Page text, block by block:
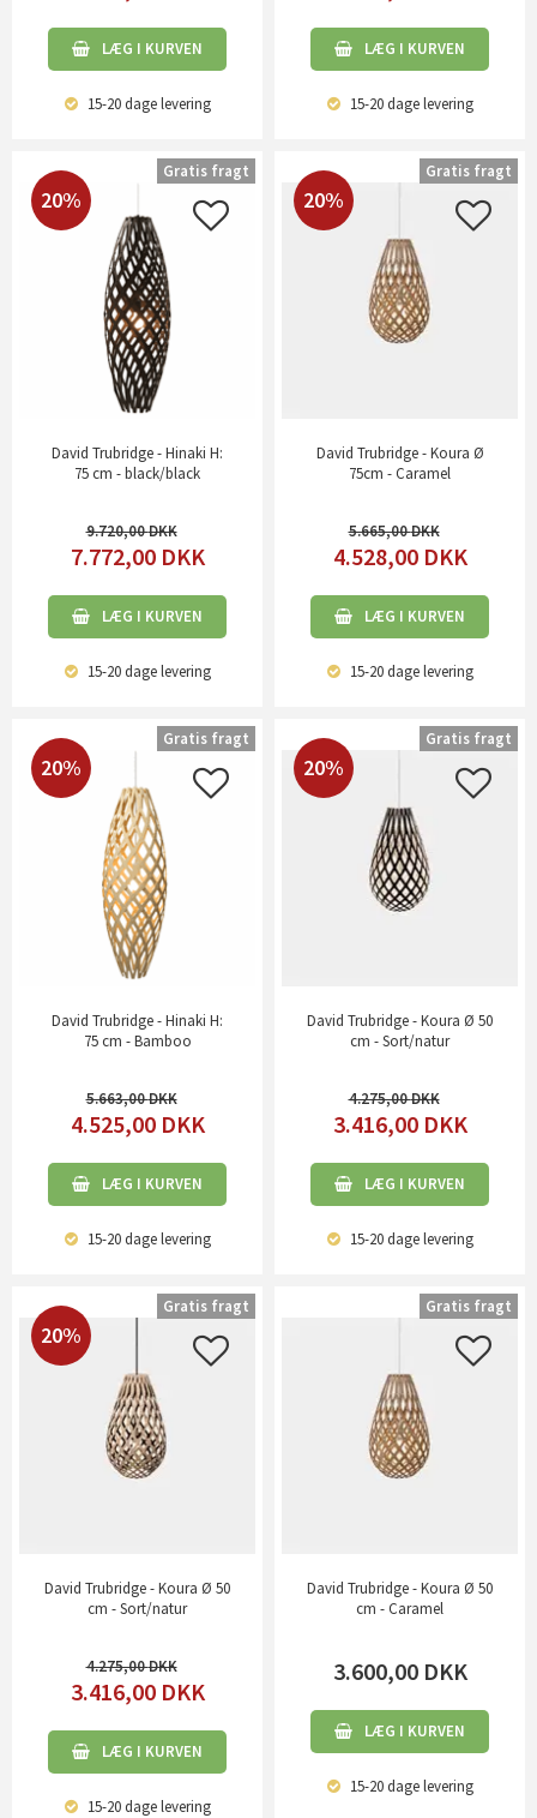
LÆG I KURVEN
15-20 dagelevering
LÆG I KURVEN
15-20 dagelevering
20%
David Trubridge - Hinaki H:
75 cm - black/black
9.720,00
7.772,00 DKK
LÆG I KURVEN
15-20 dagelevering
Gratis fragt
20%
David Trubridge - Koura Ø
75cm - Caramel
5.665,00
4.528,00 DKK
LÆG I KURVEN
15-20 dagelevering
Gratis fragt
20%
David Trubridge - Hinaki H:
75 cm - Bamboo
5.663,00
4.525,00 DKK
LÆG I KURVEN
15-20 dagelevering
Gratis fragt
20%
David Trubridge - Koura Ø 50
cm - Sort/natur
4.275,00
3.416,00 DKK
LÆG I KURVEN
15-20 dagelevering
Gratis fragt
20%
David Trubridge - Koura Ø 50
cm - Sort/natur
4.275,00
3.416,00 DKK
LÆG I KURVEN
15-20 dagelevering
Gratis fragt
David Trubridge - Koura Ø 50
cm - Caramel
3.600,00 DKK
LÆG I KURVEN
15-20 dagelevering
Gratis fragt